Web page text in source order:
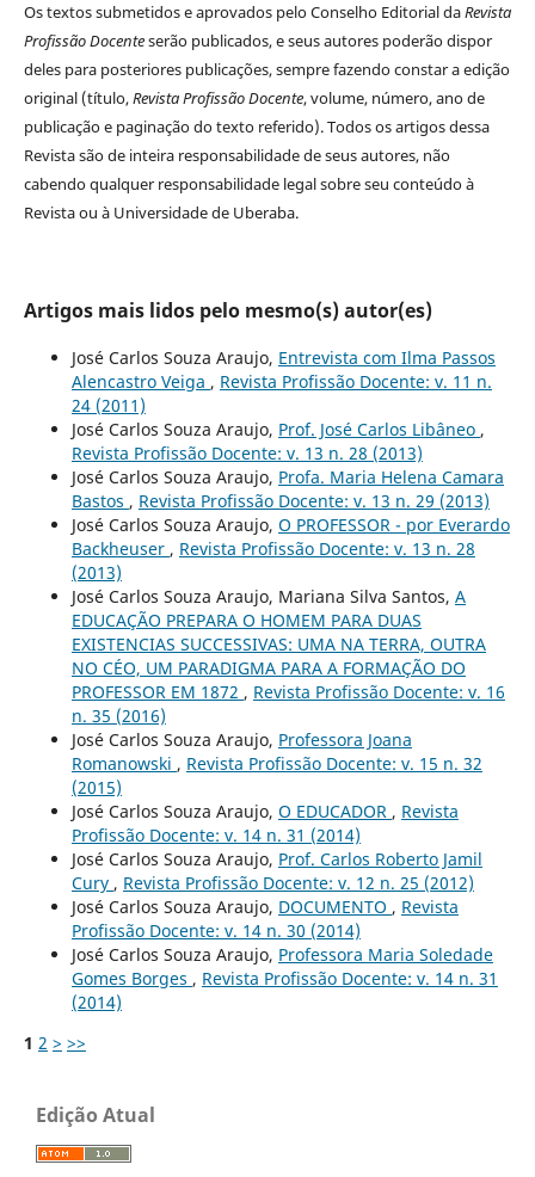
Os textos submetidos e aprovados pelo Conselho Editorial daRevista
Profissão Docenteserão publicados, e seus autores poderão dispor
deles para posteriores publicações, sempre fazendo constar a edição
original (título,Revista Profissão Docente, volume, número, ano de
publicação e paginação do texto referido). Todos os artigos dessa
Revista são de inteira responsabilidade de seus autores, não
cabendo qualquer responsabilidade legal sobre seu conteúdo à
Revista ou à Universidade de Uberaba.
Artigos mais lidos pelo mesmo(s) autor(es)
José Carlos Souza Araujo, Entrevista com Ilma Passos
Alencastro Veiga , Revista Profissão Docente: v. 11 n.
24 (2011)
José Carlos Souza Araujo, Prof. José Carlos Libâneo ,
Revista Profissão Docente: v. 13 n. 28 (2013)
José Carlos Souza Araujo, Profa. Maria Helena Camara
Bastos , Revista Profissão Docente: v. 13 n. 29 (2013)
José Carlos Souza Araujo, O PROFESSOR - por Everardo
Backheuser , Revista Profissão Docente: v. 13 n. 28
(2013)
José Carlos Souza Araujo, Mariana Silva Santos, A
EDUCAÇÃO PREPARA O HOMEM PARA DUAS
EXISTENCIAS SUCCESSIVAS: UMA NA TERRA, OUTRA
NO CÉO, UM PARADIGMA PARA A FORMAÇÃO DO
PROFESSOR EM 1872 , Revista Profissão Docente: v. 16
n. 35 (2016)
José Carlos Souza Araujo, Professora Joana
Romanowski , Revista Profissão Docente: v. 15 n. 32
(2015)
José Carlos Souza Araujo, O EDUCADOR , Revista
Profissão Docente: v. 14 n. 31 (2014)
José Carlos Souza Araujo, Prof. Carlos Roberto Jamil
Cury , Revista Profissão Docente: v. 12 n. 25 (2012)
José Carlos Souza Araujo, DOCUMENTO , Revista
Profissão Docente: v. 14 n. 30 (2014)
José Carlos Souza Araujo, Professora Maria Soledade
Gomes Borges , Revista Profissão Docente: v. 14 n. 31
(2014)
1 2 > >>
Edição Atual